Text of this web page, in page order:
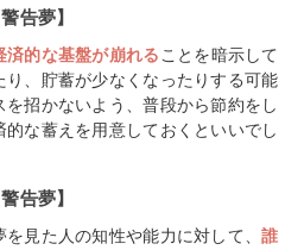
告夢】
済的な基盤が崩れる ことを暗示して
、貯蓄が少なくなったりする可能
招かないよう、普段から節約をし
な蓄えを用意しておくといいでし
告夢】
見た人の知性や能力に対して、誰